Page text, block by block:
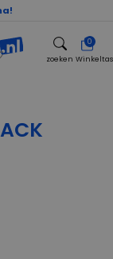
zoeken
0
Winkeltas